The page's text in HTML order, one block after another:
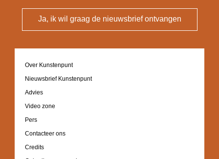
Ja, ik wil graag de nieuwsbrief ontvangen
Footer
navigation
Over Kunstenpunt
Nieuwsbrief Kunstenpunt
Advies
Video zone
Pers
Contacteer ons
Credits